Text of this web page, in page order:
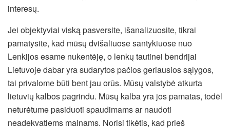
interesų.
Jei objektyviai viską pasversite, išanalizuosite, tikrai
pamatysite, kad mūsų dvišaliuose santykiuose nuo
Lenkijos esame nukentėję, o lenkų tautinei bendrijai
Lietuvoje dabar yra sudarytos pačios geriausios sąlygos,
tai privalome būti bent jau orūs. Mūsų valstybė atkurta
lietuvių kalbos pagrindu. Mūsų kalba yra jos pamatas, todėl
neturėtume pasiduoti spaudimams ar naudoti
neadekvatiems mainams. Norisi tikėtis, kad prieš